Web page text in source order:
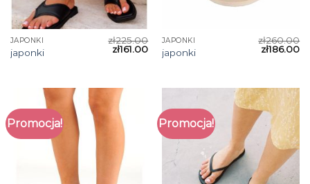
JAPONKI
japonki
zł225.00
zł161.00
JAPONKI
japonki
zł260.00
zł186.00
Promocja! Promocja!